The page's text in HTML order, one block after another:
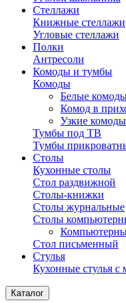
Стеллажи
Книжные стеллажи
Угловые стеллажи
Полки
Антресоли
Комоды и тумбы
Комоды
Белые
Комод в
Узкие комоды
Тумбы под ТВ
Тумбы
Столы
Кухонные столы
Стол раздвижной
Столы-книжки
Столы журнальные
Столы
Стол письменный
Стулья
Кухонные стулья с
Каталог